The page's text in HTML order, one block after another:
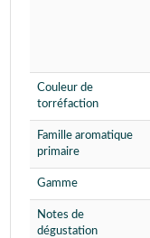
Couleur de
torréfaction
Famille aromatique
primaire
Gamme
Notes de
dégustation